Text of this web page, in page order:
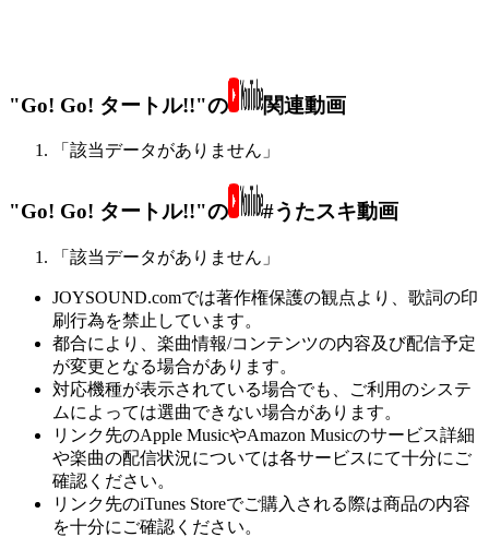
"Go! Go! タートル!!"の 関連動画
「該当データがありません」
"Go! Go! タートル!!"の #うたスキ動画
「該当データがありません」
JOYSOUND.comでは著作権保護の観点より、歌詞の印
刷行為を禁止しています。
都合により、楽曲情報/コンテンツの内容及び配信予定
が変更となる場合があります。
対応機種が表示されている場合でも、ご利用のシステ
ムによっては選曲できない場合があります。
リンク先のApple MusicやAmazon Musicのサービス詳細
や楽曲の配信状況については各サービスにて十分にご
確認ください。
リンク先のiTunes Storeでご購入される際は商品の内容
を十分にご確認ください。